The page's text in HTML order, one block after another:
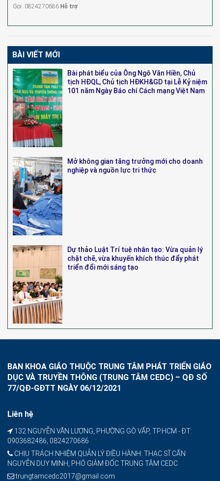
Gọi: 0824270686 Hỗ trợ
BÀI VIẾT MỚI
Bài phát biểu của Ông Ngô Văn Hiền, Chủ
tịch HĐQL, Chủ tịch HĐKH&GD tại Lễ Kỷ niệm
101 năm Ngày Báo chí Cách mạng Việt Nam
Mở không gian tăng trưởng mới cho doanh
nghiệp và nguồn lực tri thức
Dự thảo Luật Trí tuệ nhân tạo: Vừa quản lý
chặt chẽ, vừa khuyến khích thúc đẩy phát
triển đổi mới sáng tạo
BAN KHOA GIÁO THUỘC TRUNG TÂM PHÁT TRIỂN GIÁO
DỤC VÀ TRUYỀN THÔNG (TRUNG TÂM CEDC) – QĐ SỐ
77/QĐ-GĐTT NGÀY 06/12/2021
Liên hệ
132 NGUYỄN VĂN LƯỢNG, PHƯỜNG GÒ VẤP, TP.HCM - ĐT:
0903682486; 0824270686
CHỊU TRÁCH NHIỆM QUẢN LÝ ĐIỀU HÀNH: THẠC SĨ CẤN
NGUYỄN DUY MINH, PHÓ GIÁM ĐỐC TRUNG TÂM CEDC
trungtamcedc2017@gmail.com